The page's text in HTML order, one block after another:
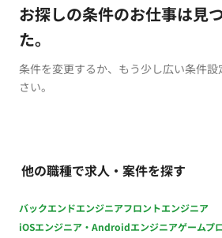
お探しの条件のお仕事は見
た。
条件を変更するか、もう少し広い条件
さい。
他の職種で求人・案件を探す
バックエンドエンジニアフロントエンジニア
iOSエンジニア・Androidエンジニアゲームプ